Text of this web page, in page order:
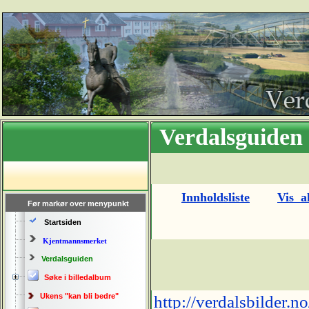
Før markør over menypunkt
Startsiden
Kjentmannsmerket
Verdalsguiden
Søke i billedalbum
Ukens "kan bli bedre"
Innholdsliste Vis
http://